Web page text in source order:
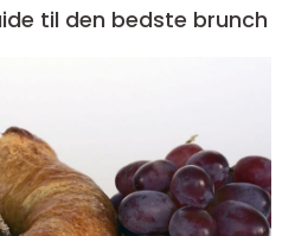
til den bedste brunch